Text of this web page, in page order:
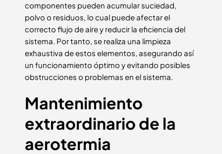
componentes pueden acumular suciedad,
polvo o residuos, lo cual puede afectar el
correcto flujo de aire y reducir la eficiencia del
sistema. Por tanto, se realiza una limpieza
exhaustiva de estos elementos, asegurando así
un funcionamiento óptimo y evitando posibles
obstrucciones o problemas en el sistema.
Mantenimiento
extraordinario de la
aerotermia